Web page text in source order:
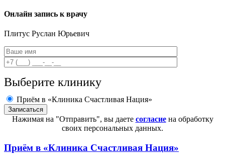
Онлайн запись к врачу
Плитус Руслан Юрьевич
Выберите клинику
Приём в «Клиника Счастливая Нация»
Нажимая на "Отправить", вы даете согласиена обработку
своих персональных данных.
Приём в «Клиника Счастливая Нация»